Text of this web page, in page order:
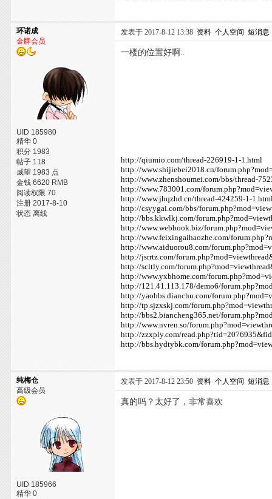
环诺成
金牌会员
UID 185980
精华 0
积分 1983
帖子 118
威望 1983 点
金钱 6620 RMB
阅读权限 70
注册 2017-8-10
状态 离线
发表于 2017-8-12 13:38 资料 个人空间 短消息
一楼的位置好啊..
http://qiumio.com/thread-226919-1-1.html
http://www.shijiebei2018.cn/
http://www.zhenshoumei.com/bbs/thread-
http://www.783001.com/
http://www.jhqzhd.cn/thread-424259-1-
http://csyygai.com/bbs/
http://bbs.kkwlkj.com/
http://www.webbook.biz/
http://www.feixingaihaozhe.com/
http://www.aiduorou8.com/
http://jsrrtz.com/
http://scltly.com/
http://www.yxbhome.com/
http://121.41.113.178/demo6/
http://yaobbs.dianchu.com/
http://tp.sjzxskj.com/
http://bbs2.biancheng365.net/
http://www.nvren.so/
http://zzxply.com/
http://bbs.hydtybk.com/
纯梅仓
高级会员
UID 185966
精华 0
发表于 2017-8-12 23:50 资料 个人空间 短消息
真的吗？太好了，非常喜欢